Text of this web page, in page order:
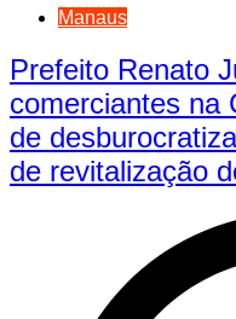
Manaus
Prefeito Renato
comerciantes na
de
de revitalização